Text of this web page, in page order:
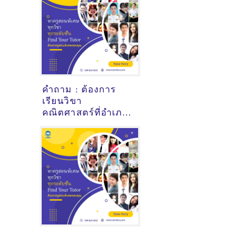
คำถาม : ต้องการ
เรียนวิขา
คณิตศาสตร์ที่อำเภอ
- ดูคำแนะนำครูสอน
พิเศษที่นี่